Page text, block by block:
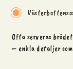
Ofta serveras
– enkla detaljer